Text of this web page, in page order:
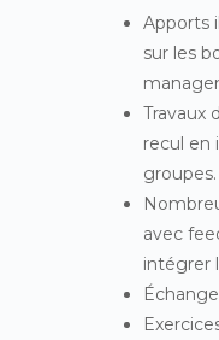
Apports
sur les
Travaux
recul en
groupes.
avec
intégrer